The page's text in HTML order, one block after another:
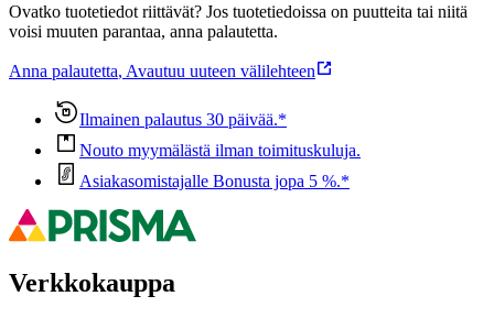
Ovatko tuotetiedot riittävät? Jos tuotetiedoissa on puutteita tai niitä
voisi muuten parantaa, anna palautetta.
Anna palautetta, Avautuu uuteen välilehteen
Ilmainen palautus 30 päivää.*
Nouto myymälästä ilman toimituskuluja.
Asiakasomistajalle Bonusta jopa 5 %.*
Verkkokauppa